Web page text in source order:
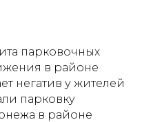
парковочных
в районе
негатив у жителей
парковку
в районе